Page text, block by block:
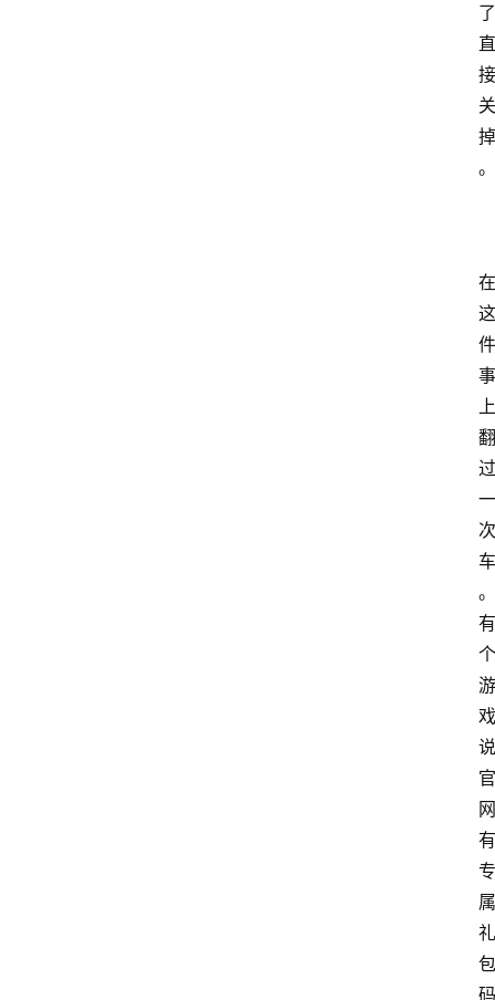
了
直
接
关
掉
。
在
这
件
事
上
翻
过
一
次
车
。
有
个
游
戏
说
官
网
有
专
属
礼
包
码